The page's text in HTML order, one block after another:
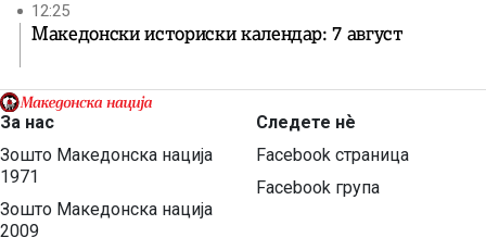
12:25
Македонски историски календар: 7 август
За нас
Зошто Македонска нација
1971
Зошто Македонска нација
2009
Следете нѐ
Facebook страница
Facebook група